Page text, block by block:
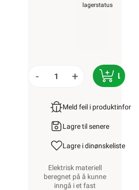
lagerstatus
- +
Meld feil i
Lagre til senere
Lagre i dinønskeliste
Elektrisk materiell
beregnet på å kunne
inngå i et fast